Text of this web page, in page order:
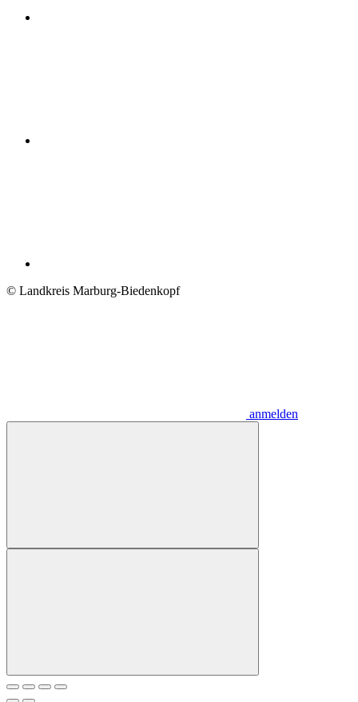
© Landkreis Marburg-Biedenkopf
anmelden